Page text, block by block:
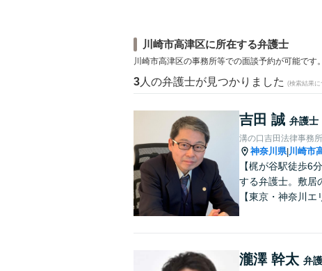
川崎市高津区に所在する弁護士
川崎市高津区の事務所等での面談予約が可能です。
3 人の弁護士が見つかりました (検索結果に
吉田 誠 弁護士
溝の口吉田法律事務所
神奈川県|川崎市
【梶が谷駅徒歩6
する弁護士。敷居
【東京・神奈川エ
瀧澤 幹太 弁